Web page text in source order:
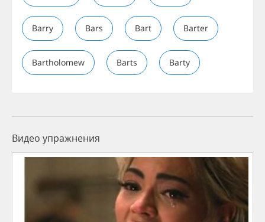
Barry Bars Bart Barter
Bartholomew Barts Barty
Видео упражнения